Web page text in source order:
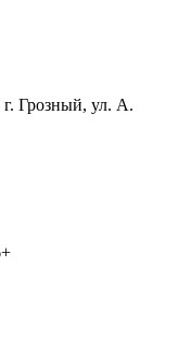
г. Грозный, ул. А.